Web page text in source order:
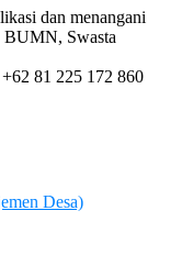
dan menangani
BUMN, Swasta
81 225 172 860
Desa)